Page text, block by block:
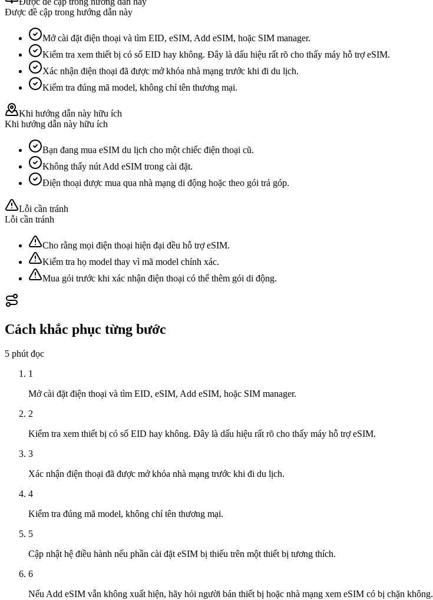
Được đề cập trong hướng dẫn này
Mở cài đặt điện thoại và tìm EID, eSIM, Add eSIM, hoặc SIM manager.
Kiểm tra xem thiết bị có số EID hay không. Đây là dấu hiệu rất rõ cho thấy máy hỗ trợ eSIM.
Xác nhận điện thoại đã được mở khóa nhà mạng trước khi đi du lịch.
Kiểm tra đúng mã model, không chỉ tên thương mại.
Khi hướng dẫn này hữu ích
Khi hướng dẫn này hữu ích
Bạn đang mua eSIM du lịch cho một chiếc điện thoại cũ.
Không thấy nút Add eSIM trong cài đặt.
Điện thoại được mua qua nhà mạng di động hoặc theo gói trả góp.
Lỗi cần tránh
Lỗi cần tránh
Cho rằng mọi điện thoại hiện đại đều hỗ trợ eSIM.
Kiểm tra họ model thay vì mã model chính xác.
Mua gói trước khi xác nhận điện thoại có thể thêm gói di động.
Cách khắc phục từng bước
5 phút đọc
1
Mở cài đặt điện thoại và tìm EID, eSIM, Add eSIM, hoặc SIM manager.
2
Kiểm tra xem thiết bị có số EID hay không. Đây là dấu hiệu rất rõ cho thấy máy hỗ trợ eSIM.
3
Xác nhận điện thoại đã được mở khóa nhà mạng trước khi đi du lịch.
4
Kiểm tra đúng mã model, không chỉ tên thương mại.
5
Cập nhật hệ điều hành nếu phần cài đặt eSIM bị thiếu trên một thiết bị tương thích.
6
Nếu Add eSIM vẫn không xuất hiện, hãy hỏi người bán thiết bị hoặc nhà mạng xem eSIM có bị chặn không.